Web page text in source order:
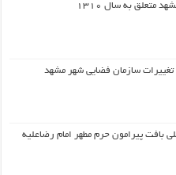
متعلق به سال ۱۳۱۰
سازمان فضایی شهر مشهد
بافت پيرامون حرم مطهر امام رضاعليه